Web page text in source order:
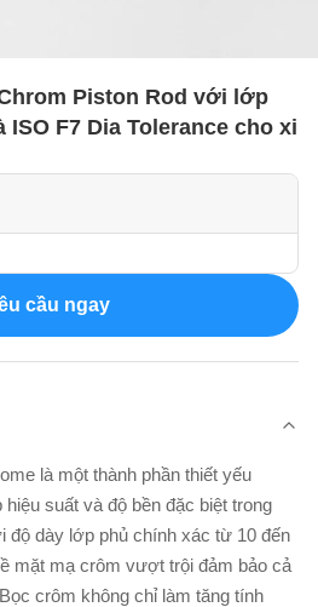
Piston Rod với lớp
ISO F7 Dia Tolerance cho xi
cầu ngay
là một thành phần thiết yếu
suất và độ bền đặc biệt trong
độ dày lớp phủ chính xác từ 10 đến
mặt mạ crôm vượt trội đảm bảo cả
crôm không chỉ làm tăng tính